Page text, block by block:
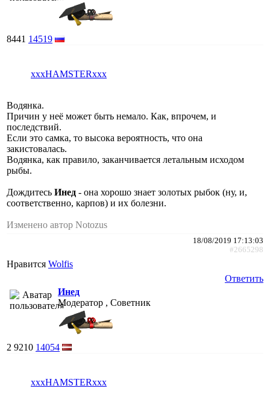
8441 14519
xxxHAMSTERxxx
Водянка.
Причин у неё может быть немало. Как, впрочем, и
последствий.
Если это самка, то высока вероятность, что она
закистовалась.
Водянка, как правило, заканчивается летальным исходом
рыбы.
Дождитесь Инед - она хорошо знает золотых рыбок (ну, и,
соответственно, карпов) и их болезни.
Изменено автор Notozus
18/08/2019 17:13:03
#2665298
Нравится Wolfis
Ответить
Инед
Модератор , Советник
2 9210 14054
xxxHAMSTERxxx